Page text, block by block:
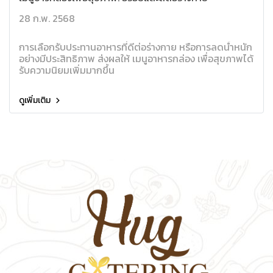
28 ก.พ. 2568
การเลือกรับประทานอาหารที่ดีต่อร่างกาย หรือการลดน้ำหนัก
อย่างมีประสิทธิภาพ ส่งผลให้ เมนูอาหารกล่อง เพื่อสุขภาพได้
รับความนิยมเพิ่มมากขึ้น
ดูเพิ่มเติม